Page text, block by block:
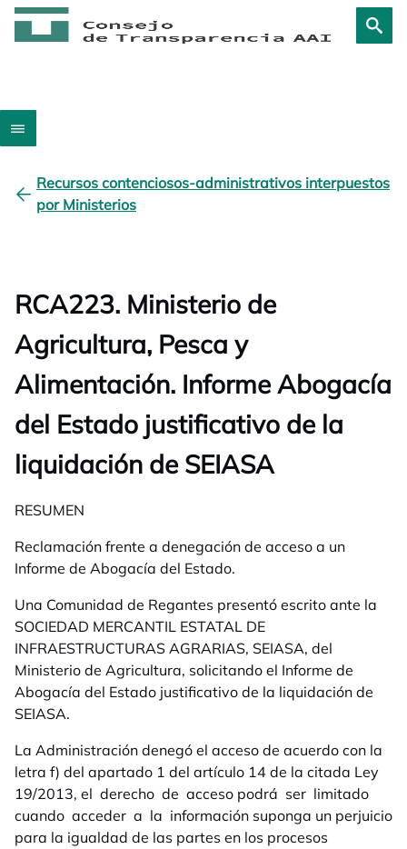
Recursos contenciosos-administrativos interpuestos
por Ministerios
RCA223. Ministerio de
Agricultura, Pesca y
Alimentación. Informe Abogacía
del Estado justificativo de la
liquidación de SEIASA
RESUMEN
Reclamación frente a denegación de acceso a un
Informe de Abogacía del Estado.
Una Comunidad de Regantes presentó escrito ante la
SOCIEDAD MERCANTIL ESTATAL DE
INFRAESTRUCTURAS AGRARIAS, SEIASA, del
Ministerio de Agricultura, solicitando el Informe de
Abogacía del Estado justificativo de la liquidación de
SEIASA.
La Administración denegó el acceso de acuerdo con la
letra f) del apartado 1 del artículo 14 de la citada Ley
19/2013, el derecho de acceso podrá ser limitado
cuando acceder a la información suponga un perjuicio
para la igualdad de las partes en los procesos